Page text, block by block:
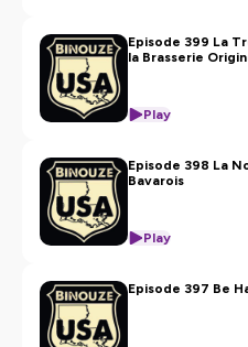
Episode 399 La
la Brasserie
Play
Episode 398 La
Bavarois
Play
Episode 397 Be